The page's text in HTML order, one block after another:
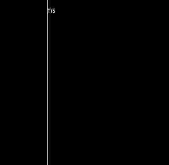
y encuentra films